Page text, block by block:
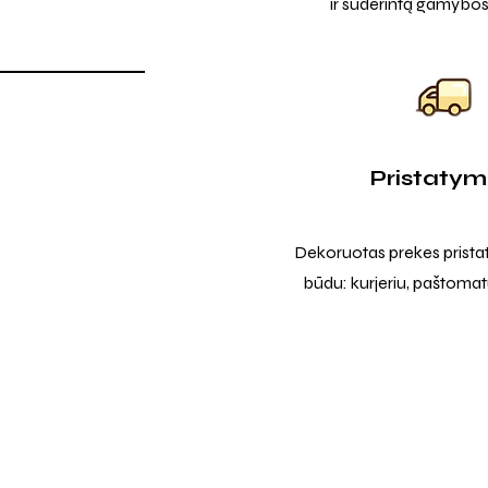
Dekoruotas prekes
būdu: kurjeriu,